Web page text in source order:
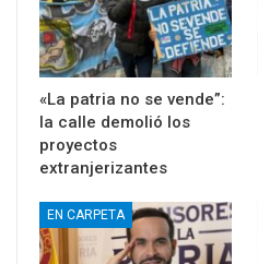
«La patria no se vende”:
la calle demolió los
proyectos
extranjerizantes
EN CARPETA